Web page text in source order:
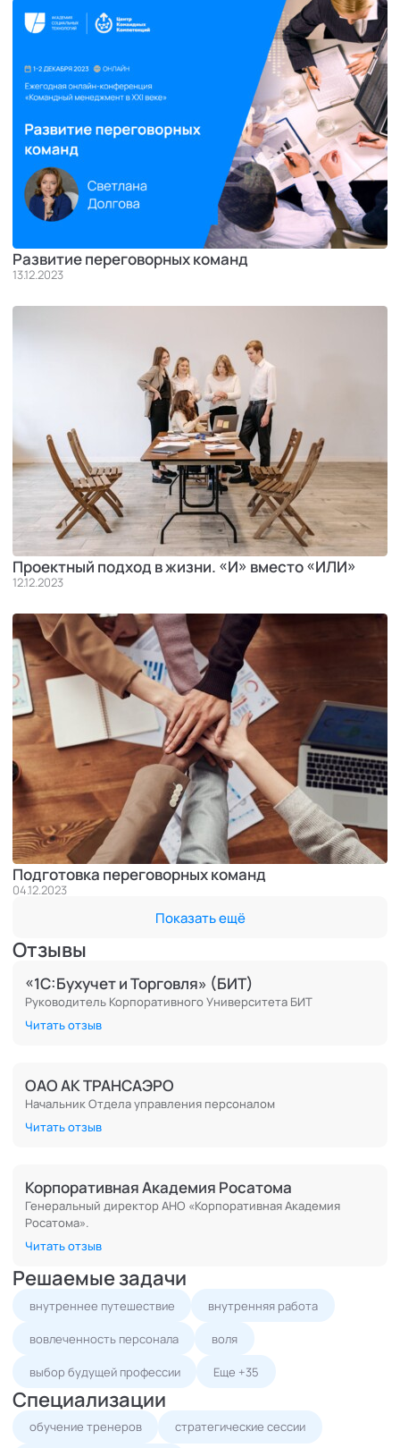
Развитие переговорных команд
13.12.2023
Проектный подход в жизни. «И» вместо «ИЛИ»
12.12.2023
Подготовка переговорных команд
04.12.2023
Показать ещё
Отзывы
«1С:Бухучет и Торговля» (БИТ)
Руководитель Корпоративного Университета БИТ
Читать отзыв
ОАО АК ТРАНСАЭРО
Начальник Отдела управления персоналом
Читать отзыв
Корпоративная Академия Росатома
Генеральный директор АНО «Корпоративная Академия
Росатома».
Читать отзыв
Решаемые задачи
внутреннее путешествие внутренняя работа
вовлеченность персонала воля
выбор будущей профессии Еще +35
Специализации
обучение тренеров стратегические сессии